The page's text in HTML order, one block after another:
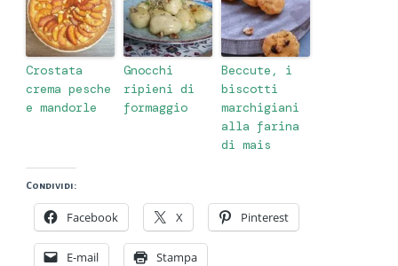
Crostata
crema pesche
e mandorle
Gnocchi
ripieni di
formaggio
Beccute, i
biscotti
marchigiani
alla farina
di mais
Condividi:
Facebook X Pinterest
E-mail Stampa